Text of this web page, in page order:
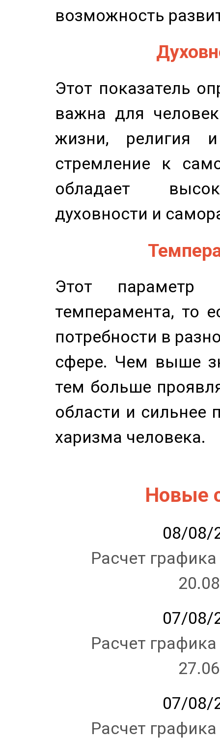
возможность
Этот показатель
важна для
жизни, религия
стремление к
обладает
духовности и
Этот параметр
темперамента, то
потребности в
сфере. Чем выше
тем больше
области и сильнее
харизма человека.
Новые
08/08/
Расчет
07/08/
Расчет
07/08/
Расчет